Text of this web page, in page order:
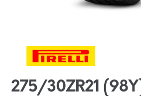
275/30ZR21